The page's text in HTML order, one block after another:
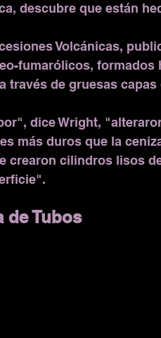
descubre que están
Volcánicas,
fumarólicos, formados
través de gruesas capas
dice Wright,
más duros que la
crearon cilindros lisos
de Tubos